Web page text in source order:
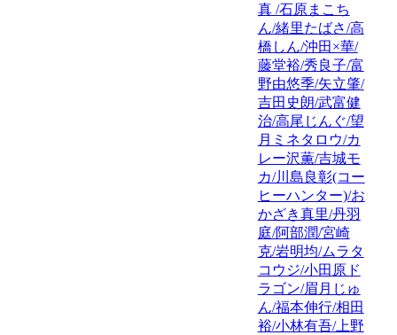
真 /石原まこち
ん/緒里たばさ/高
橋しん/沖田×華/
藤堂裕/秀良子/富
野由悠季/矢立肇/
吉田史朗/武富健
治/高尾じんぐ/望
月ミネタロウ/カ
レー沢薫/吉城モ
カ/川島良彰(コー
ヒーハンター)/お
かざき真里/丹羽
庭/阿部潤/宮崎
克/岩明均/ムラタ
コウジ/小田原ド
ラゴン/眉月じゅ
ん/福本伸行/相田
裕/小林有吾/上野